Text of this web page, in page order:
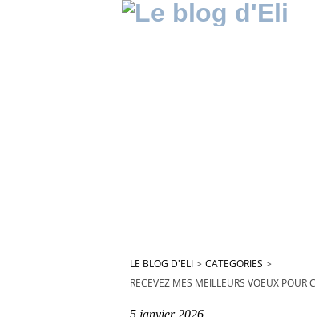
LE BLOG D'ELI > CATEGORIES >
RECEVEZ MES MEILLEURS VOEUX
5 janvier 2026